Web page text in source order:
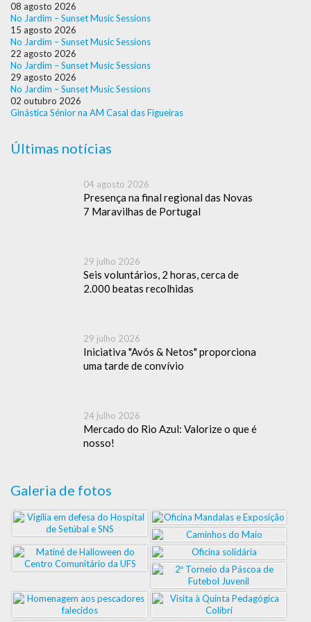
08 agosto 2026
No Jardim – Sunset Music Sessions
15 agosto 2026
No Jardim – Sunset Music Sessions
22 agosto 2026
No Jardim – Sunset Music Sessions
29 agosto 2026
No Jardim – Sunset Music Sessions
02 outubro 2026
Ginástica Sénior na AM Casal das Figueiras
Últimas notícias
04 agosto 2026
Presença na final regional das Novas
7 Maravilhas de Portugal
29 julho 2026
Seis voluntários, 2 horas, cerca de
2.000 beatas recolhidas
29 julho 2026
Iniciativa "Avós & Netos" proporciona
uma tarde de convívio
24 julho 2026
Mercado do Rio Azul: Valorize o que é
nosso!
Galeria de fotos